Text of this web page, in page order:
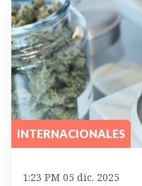
INTERNACIONALES
1:23 PM 05 dic. 2025